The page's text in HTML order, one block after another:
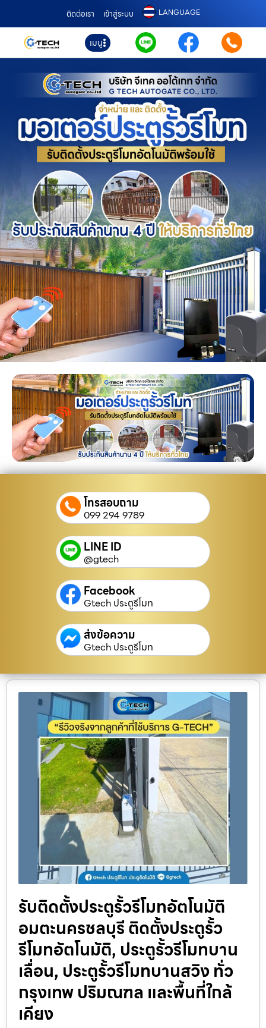
ติดต่อเรา เข้าสู่ระบบ LANGUAGE
เมนู
โทรสอบถาม
099 294 9789
LINE ID
@gtech
Facebook
Gtech ประตูรีโมท
ส่งข้อความ
Gtech ประตูรีโมท
รับติดตั้งประตูรั้วรีโมทอัตโนมัติ
อมตะนครชลบุรี ติดตั้งประตูรั้ว
รีโมทอัตโนมัติ, ประตูรั้วรีโมทบาน
เลื่อน, ประตูรั้วรีโมทบานสวิง ทั่ว
กรุงเทพ ปริมณฑล และพื้นที่ใกล้
เคียง